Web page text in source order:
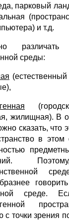
парковый
и т.д.
среды:
жилищная). В
сказать, что
в этом
среде.
с точки зрения